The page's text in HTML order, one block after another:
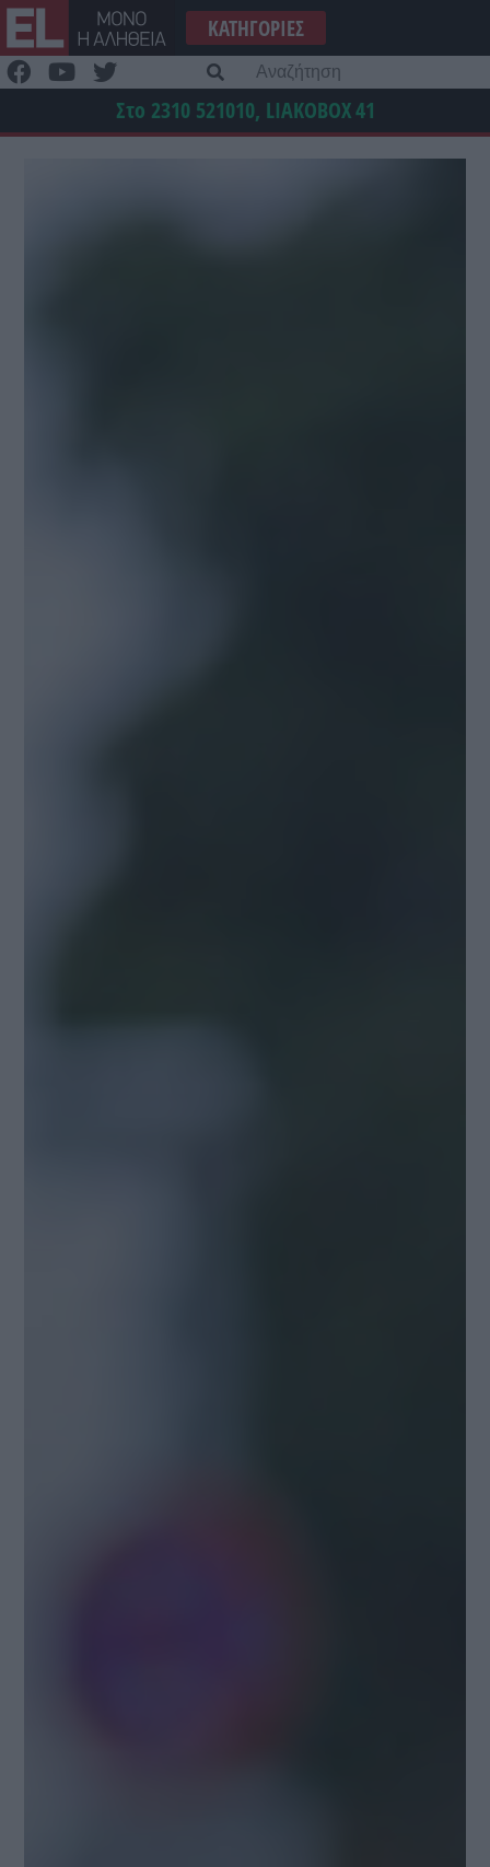
Μετάβαση
στο
περιεχόμενο
ΚΑΤΗΓΟΡΊΕΣ
Στο 2310 521010, LIAKOBOX41